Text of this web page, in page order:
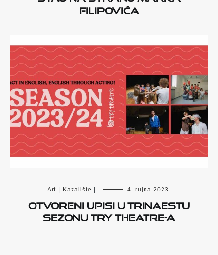
Filipovića
Art | Kazalište | 4. rujna 2023.
Otvoreni upisi u trinaestu
sezonu TRY theatre-a